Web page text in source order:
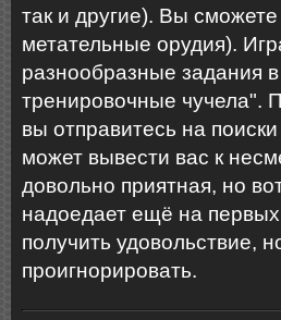
так и другие). Вы
метательные орудия).
разнообразные задания
тренировочные чучела".
вы отправитесь на
может вывести вас к
довольно приятная, но
надоедает ещё на
получить удовольствие,
проигнорировать.